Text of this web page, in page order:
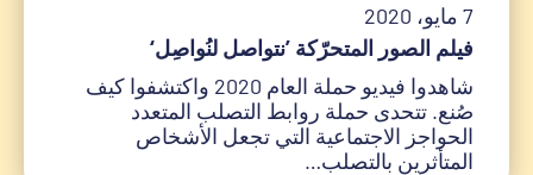
فيلم الصور المتحرّكة ’نتواصل لنُواصِل‘
7 مايو، 2020
شاهدوا فيديو حملة العام 2020 واكتشفوا كيف
صُنع. تتحدى حملة روابط التصلب المتعدد
الحواجز الاجتماعية التي تجعل الأشخاص
المتأثرين بالتصلب…